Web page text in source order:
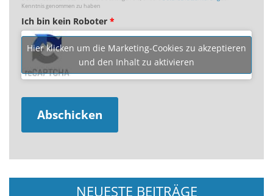
Kenntnis genommen zu haben
Ich bin kein Roboter *
Hier klicken um die Marketing-Cookies zu akzeptieren
und den Inhalt zu aktivieren
NEUESTE BEITRÄGE